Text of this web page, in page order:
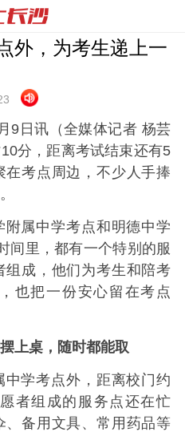
外，为考生递上一
9日讯（全媒体记者 杨芸
分，距离考试结束还有5
考点周边，不少人手捧
属中学考点和明德中学
间里，都有一个特别的服
成，他们为考生和陪考
也把一份安心留在考点
上桌，随时都能取
学考点外，距离校门约
者组成的服务点还在忙
备用文具、常用药品等